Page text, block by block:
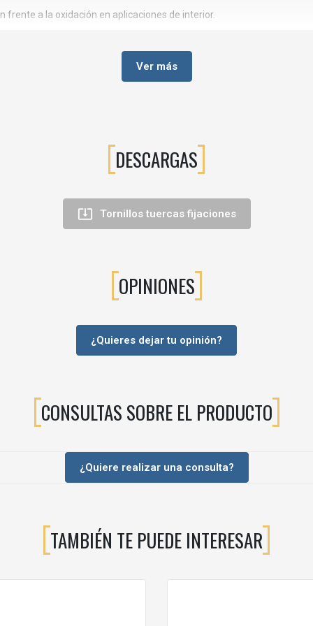
frente a la oxidación en aplicaciones de interior.
baño, hogar, armarios, estanterías y mobiliario de oficina.
rosca interna fiable en el tablero.
. En tableros muy blandos se recomienda no
EM5044605
Ver más
DESCARGAS
 Tornillos tuercas fijaciones
OPINIONES
¿Quieres dejar tu opinión?
CONSULTAS SOBRE EL PRODUCTO
¿Quiere realizar una consulta?
TAMBIÉN TE PUEDE INTERESAR